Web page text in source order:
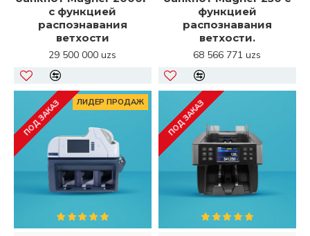
с функцией
распознавания
ветхости
29 500 000 uzs
функцией
распознавания
ветхости.
68 566 771 uzs
ЛИДЕР ПРОДАЖ
ПОД ЗАКАЗ ПОД ЗАКАЗ